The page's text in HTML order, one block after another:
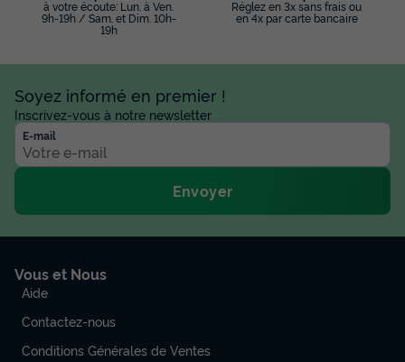
à votre écoute: Lun. à Ven.
9h-19h / Sam. et Dim. 10h-
19h
Réglez en 3x sans frais ou
en 4x par carte bancaire
Soyez informé en premier !
Inscrivez-vous à notre newsletter
E-mail
Envoyer
Vous et Nous
Aide
Contactez-nous
Conditions Générales de Ventes